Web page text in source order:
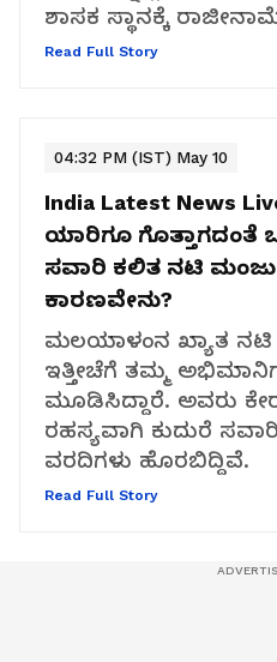
ಶಾಸಕ ಸ್ಥಾನಕ್ಕೆ
Read Full Story
04:32 PM (IST) May 10
India Latest News
ಯಾರಿಗೂ ಗೊತ್ತಾಗದಂತೆ
ಸವಾರಿ ಕಲಿತ ನಟಿ
ಕಾರಣವೇನು?
ಮಲಯಾಳಂನ ಖ್ಯಾತ
ಇತ್ತೀಚೆಗೆ ತಮ್ಮ
ಮೂಡಿಸಿದ್ದಾರೆ. ಅವರು
ರಹಸ್ಯವಾಗಿ ಕುದುರೆ
ವರದಿಗಳು ಹೊರಬಿದ್ದಿವೆ.
Read Full Story